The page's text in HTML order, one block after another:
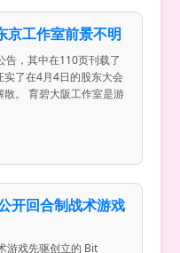
京工作室前景不明
告，其中在110页刊载了
了在4月4日的股东大会
。 育碧大阪工作室是游
开回合制战术游戏
游戏先驱创立的 Bit